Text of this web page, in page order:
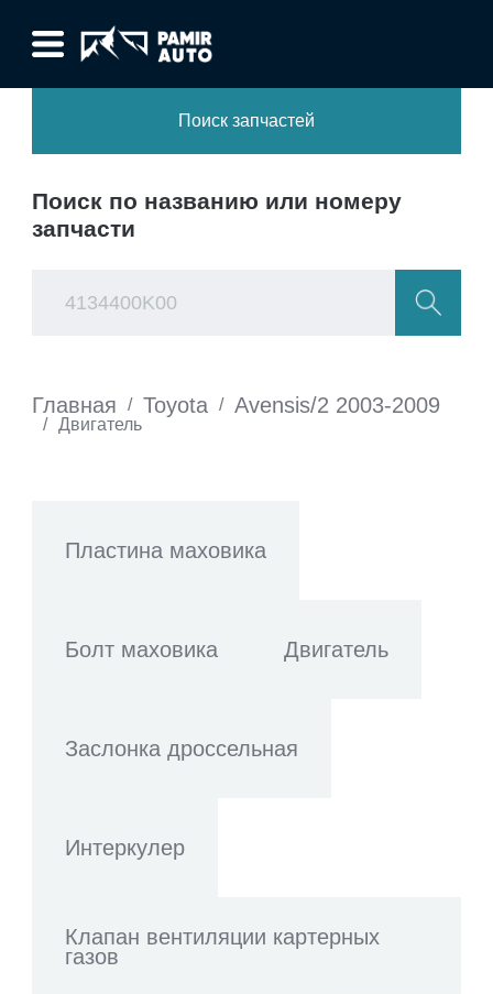
Поиск запчастей
Поиск по названию или номеру
запчасти
Главная / Toyota / Avensis/2 2003-2009
/ Двигатель
Пластина маховика
Болт маховика Двигатель
Заслонка дроссельная
Интеркулер
Клапан вентиляции картерных
газов